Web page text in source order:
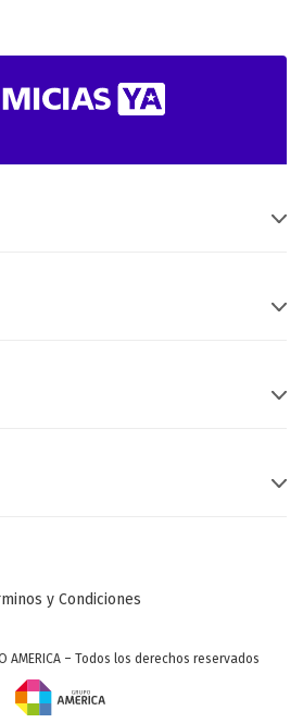
y Condiciones
AMERICA – Todos los derechos reservados